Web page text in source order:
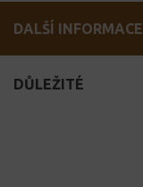
DALŠÍ INFORMACE
DŮLEŽITÉ